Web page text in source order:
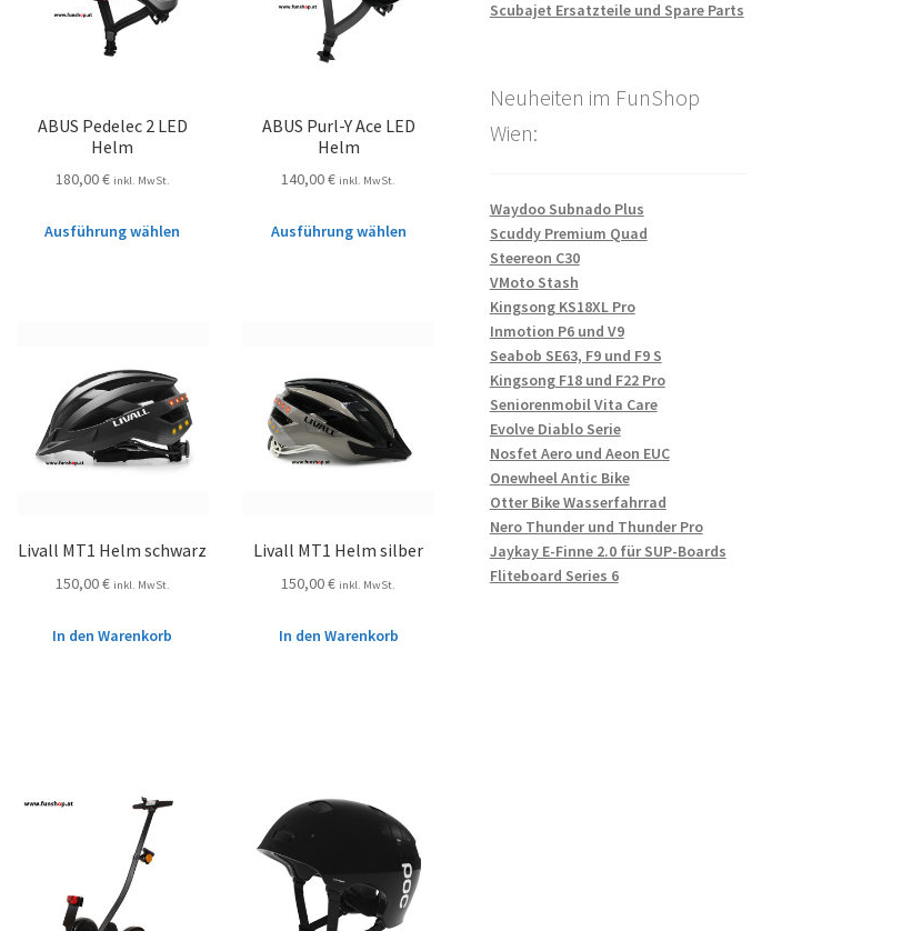
ABUS Pedelec 2 LED
Helm
180,00€ inkl. MwSt.
Ausführung wählen
ABUS Purl-Y Ace LED
Helm
140,00€ inkl. MwSt.
Ausführung wählen
Livall MT1 Helm schwarz
150,00€ inkl. MwSt.
In den Warenkorb
Livall MT1 Helm silber
150,00€ inkl. MwSt.
In den Warenkorb
Scubajet Ersatzteile und Spare Parts
Neuheiten im FunShop
Wien:
Waydoo Subnado Plus
Scuddy Premium Quad
Steereon C30
VMoto Stash
Kingsong KS18XL Pro
Inmotion P6 und V9
Seabob SE63, F9 und F9 S
Kingsong F18 und F22 Pro
Seniorenmobil Vita Care
Evolve Diablo Serie
Nosfet Aero und Aeon EUC
Onewheel Antic Bike
Otter Bike Wasserfahrrad
Nero Thunder und Thunder Pro
Jaykay E-Finne 2.0 für SUP-Boards
Fliteboard Series 6